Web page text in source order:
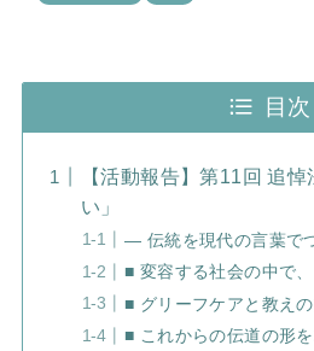
目次
【活動報告】第11回 追
い」
― 伝統を現代の言葉で
■ 変容する社会の中で
■ グリーフケアと教え
■ これからの伝道の形